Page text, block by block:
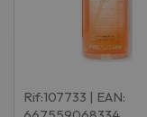
Rif:107733 | EAN: